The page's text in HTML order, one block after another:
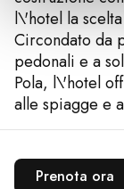
l\'hotel la
Circondato da
pedonali e a
Pola, l\'hotel
alle spiagge e
Prenota ora